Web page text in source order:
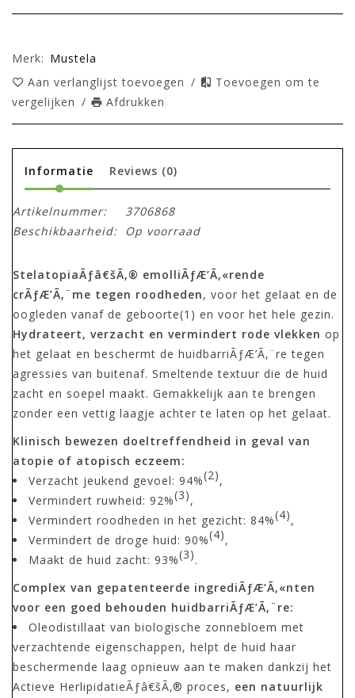
Merk: Mustela
Aan verlanglijst toevoegen /
Toevoegen om te
vergelijken / Afdrukken
Informatie Reviews (0)
Artikelnummer:
3706868
Beschikbaarheid:
Op voorraad
StelatopiaÃƒâ€šÃ‚® emolliÃƒÆ’Ã‚«rende
crÃƒÆ’Ã‚¨me tegen roodheden, voor het gelaat en de
oogleden vanaf de geboorte(1) en voor het hele gezin.
Hydrateert, verzacht en vermindert rode vlekken op
het gelaat en beschermt de huidbarriÃƒÆ’Ã‚¨re tegen
agressies van buitenaf. Smeltende textuur die de huid
zacht en soepel maakt. Gemakkelijk aan te brengen
zonder een vettig laagje achter te laten op het gelaat.
Klinisch bewezen doeltreffendheid in geval van
atopie of atopisch eczeem:
Verzacht jeukend gevoel: 94%(2),
Vermindert ruwheid: 92%(3),
Vermindert roodheden in het gezicht: 84%(4),
Vermindert de droge huid: 90%(4),
Maakt de huid zacht: 93%(3).
Complex van gepatenteerde ingrediÃƒÆ’Ã‚«nten
voor een goed behouden huidbarriÃƒÆ’Ã‚¨re:
Oleodistillaat van biologische zonnebloem met
verzachtende eigenschappen, helpt de huid haar
beschermende laag opnieuw aan te maken dankzij het
Actieve HerlipidatieÃƒâ€šÃ‚® proces, een natuurlijk